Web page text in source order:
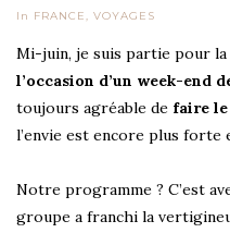
In FRANCE, VOYAGES
Mi-juin, je suis partie pour
l’occasion d’un week-end
toujours agréable de faire
l’envie est encore plus forte
Notre programme ? C’est
groupe a franchi la